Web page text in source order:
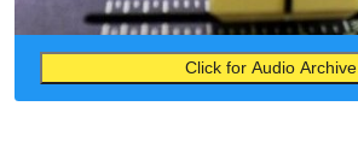
Click for Audio Archive